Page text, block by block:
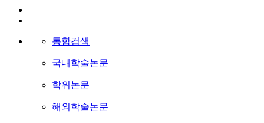
통합검색
국내학술논문
학위논문
해외학술논문